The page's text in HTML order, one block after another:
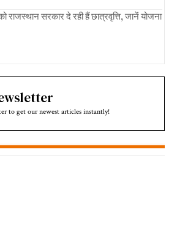
राजस्थान सरकार दे रही हैं छात्रवृत्ति, जानें योजना
to get our newest articles instantly!